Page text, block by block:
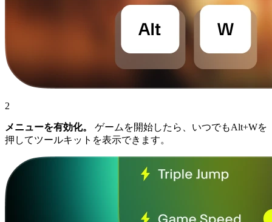
2
メニューを有効化。
ゲームを開始したら、いつでもAlt+Wを
押してツールキットを表示できます。